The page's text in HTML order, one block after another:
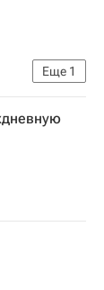
Еще 1
Британские моряки задержаны властями Ирана. Мнения, комментарии